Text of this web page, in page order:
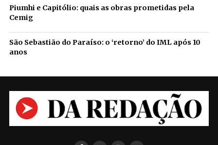
Piumhi e Capitólio: quais as obras prometidas pela
Cemig
São Sebastião do Paraíso: o ‘retorno’ do IML após 10
anos